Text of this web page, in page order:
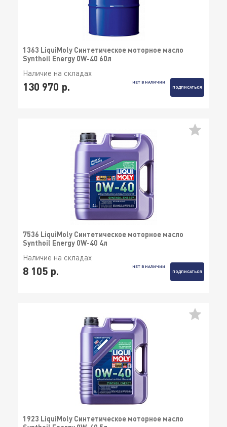
1363 LiquiMoly Синтетическое моторное масло
Synthoil Energy 0W-40 60л
Наличие на складах
130 970 р.
НЕТ В НАЛИЧИИ
ПОДПИСАТЬСЯ
7536 LiquiMoly Синтетическое моторное масло
Synthoil Energy 0W-40 4л
Наличие на складах
8 105 р.
НЕТ В НАЛИЧИИ
ПОДПИСАТЬСЯ
1923 LiquiMoly Синтетическое моторное масло